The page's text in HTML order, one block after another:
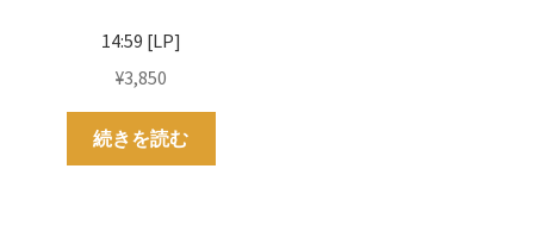
14:59 [LP]
¥3,850
続きを読む